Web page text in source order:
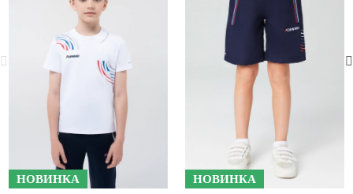
НОВИНКА НОВИНКА